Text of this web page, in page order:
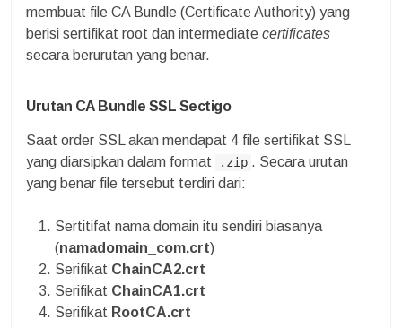
membuat file CA Bundle (Certificate Authority) yang
berisi sertifikat root dan intermediate certificates
secara berurutan yang benar.
Urutan CA Bundle SSL Sectigo
Saat order SSL akan mendapat 4 file sertifikat SSL
yang diarsipkan dalam format
.zip . Secara urutan
yang benar file tersebut terdiri dari:
Sertitifat nama domain itu sendiri biasanya
(namadomain_com.crt)
Serifikat ChainCA2.crt
Serifikat ChainCA1.crt
Serifikat RootCA.crt